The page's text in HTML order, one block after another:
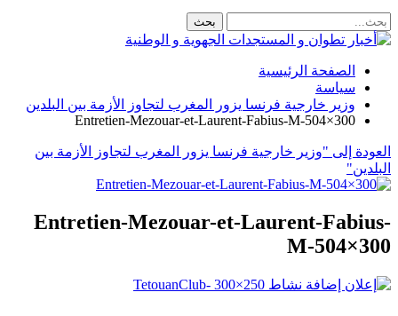
الصفحة الرئيسية
سياسة
وزير خارجية فرنسا يزور المغرب لتجاوز الأزمة بين البلدين
Entretien-Mezouar-et-Laurent-Fabius-M-504×300
العودة إلى "وزير خارجية فرنسا يزور المغرب لتجاوز الأزمة بين
البلدين"
Entretien-Mezouar-et-Laurent-Fabius-
M-504×300